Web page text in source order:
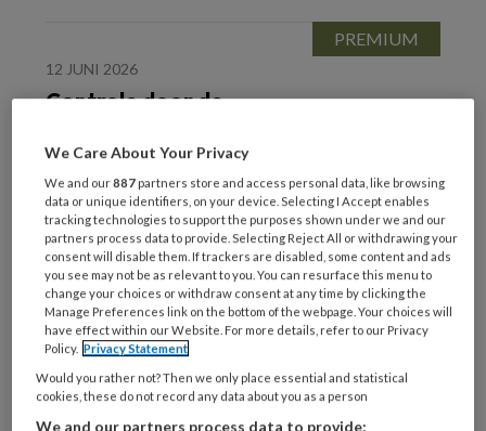
12 JUNI 2026
Controle door de
moet je op letten?
12 JUNI 2026
Het belang van goede
communicatie en
verslaglegging
We Care About Your Privacy
We and our887 partners store and access personal data, like browsing
data or unique identifiers, on your device. Selecting I Accept enables
tracking technologies to support the purposes shown under we and our
partners process data to provide. Selecting Reject All or withdrawing your
consent will disable them. If trackers are disabled, some content and ads
you see may not be as relevant to you. You can resurface this menu to
change your choices or withdraw consent at any time by clicking the
Manage Preferences link on the bottom of the webpage. Your choices will
have effect within our Website. For more details, refer to our Privacy
Policy. Privacy Statement
Would you rather not? Then we only place essential and statistical
cookies, these do not record any data about you as a person
We and our partners process data to provide: